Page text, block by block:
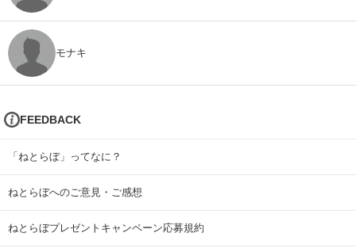
モナキ
FEEDBACK
「ねとらぼ」ってなに？
ねとらぼへのご意見・ご感想
ねとらぼプレゼントキャンペーン応募規約